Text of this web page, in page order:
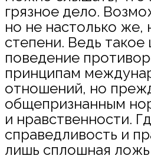
грязное дело.
но не настолько же,
степени. Ведь
поведение
принципам
отношений, но
общепризнанным
и нравственности.
справедливость и
лишь сплошная